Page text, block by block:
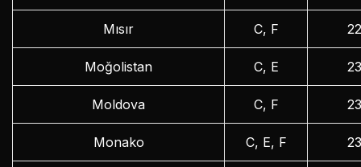
Mısır C, F
Moğolistan C, E
Moldova C, F
Monako C, E, F